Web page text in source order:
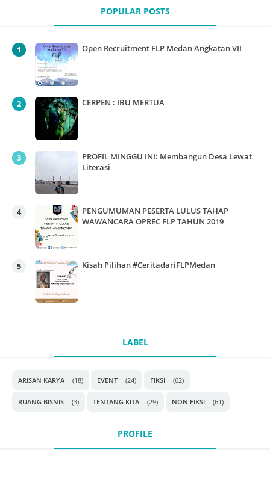
POPULAR POSTS
Open Recruitment FLP Medan Angkatan VII
CERPEN : IBU MERTUA
PROFIL MINGGU INI: Membangun Desa Lewat
Literasi
PENGUMUMAN PESERTA LULUS TAHAP
WAWANCARA OPREC FLP TAHUN 2019
Kisah Pilihan #CeritadariFLPMedan
LABEL
ARISAN KARYA (18) EVENT (24) FIKSI (62)
RUANG BISNIS (3) TENTANG KITA (29) NON FIKSI (61)
PROFILE